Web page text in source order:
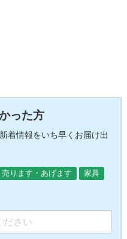
った方
着情報をいち早くお届け出
売ります・あげます
家具